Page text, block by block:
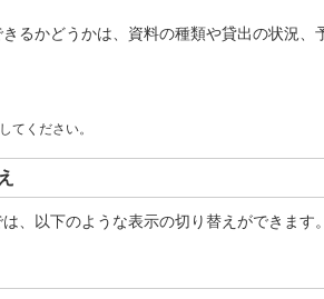
るかどうかは、資料の種類や貸出の状況
てください。
、以下のような表示の切り替えができます。